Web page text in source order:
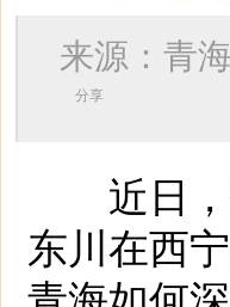
来源：
分享
近日，
东川在西